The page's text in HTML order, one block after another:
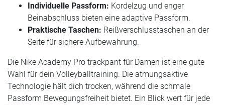
Individuelle Passform: Kordelzug und enger
Beinabschluss bieten eine adaptive Passform.
Praktische Taschen: Reißverschlusstaschen an der
Seite für sichere Aufbewahrung.
Die Nike Academy Pro trackpant für Damen ist eine gute
Wahl für dein Volleyballtraining. Die atmungsaktive
Technologie hält dich trocken, während die schmale
Passform Bewegungsfreiheit bietet. Ein Blick wert für jede